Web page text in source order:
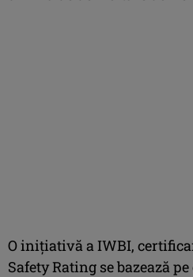
O inițiativă a IWBI,
Safety Rating se bazează